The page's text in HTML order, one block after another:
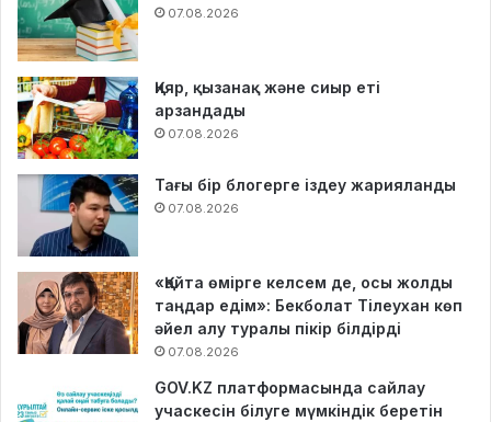
07.08.2026
Қияр, қызанақ және сиыр еті
арзандады
07.08.2026
Тағы бір блогерге іздеу жарияланды
07.08.2026
«Қайта өмірге келсем де, осы жолды
таңдар едім»: Бекболат Тілеухан көп
әйел алу туралы пікір білдірді
07.08.2026
GOV.KZ платформасында сайлау
учаскесін білуге мүмкіндік беретін